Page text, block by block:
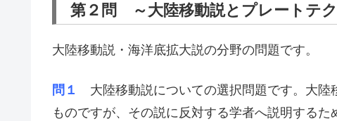
第２問 ～大陸移動説とプレートテ
大陸移動説・海洋底拡大説の分野の問題です。
問１
大陸移動説についての選択問題です。大陸
ものですが、その説に反対する学者へ説明する